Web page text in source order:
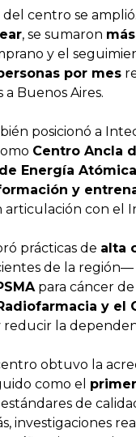
centro se amplió.
, se sumaron
y el
por mes
Buenos Aires.
posicionó a
Centro Ancla
Energía Atómica
y
articulación con el
prácticas de alta
de la
para cáncer de
y el
la
obtuvo la
como el
de
investigaciones